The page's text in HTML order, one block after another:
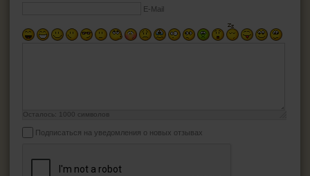
E-Mail
Осталось: 1000 символов
Подписаться на уведомления о новых отзывах